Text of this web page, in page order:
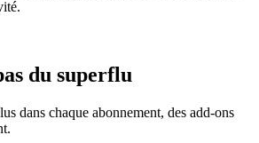
du superflu
dans chaque abonnement, des add-ons